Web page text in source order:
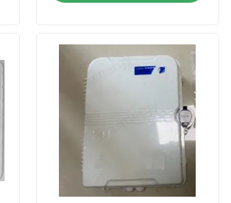
منتجات
أشرطة فيديو
معلومات عنا